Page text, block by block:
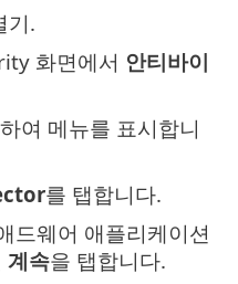
기.
화면에서 안티바이
여 메뉴를 표시합니
를 탭합니다.
웨어 애플리케이션
계속을 탭합니다.